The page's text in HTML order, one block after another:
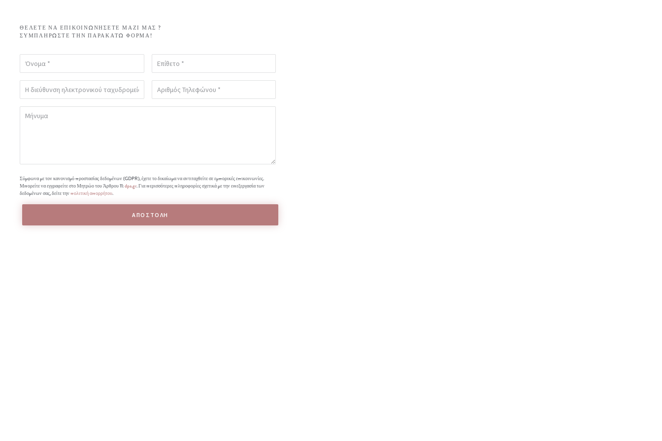
ΘΈΛΕΤΕ ΝΑ ΕΠΙΚΟΙΝΩΝΉΣΕΤΕ ΜΑΖΊ ΜΑΣ ?
ΣΥΜΠΛΗΡΏΣΤΕ ΤΗΝ ΠΑΡΑΚΆΤΩ ΦΌΡΜΑ!
Σύμφωνα με τον κανονισμό προστασίας δεδομένων (GDPR), έχετε το δικαίωμα να αντιταχθείτε σε εμπορικές επικοινωνίες.
Μπορείτε να εγγραφείτε στο Μητρώο του Άρθρου 11:dpa.gr. Για περισσότερες πληροφορίες σχετικά με την επεξεργασία των
δεδομένων σας, δείτε τηνπολιτική απορρήτου.